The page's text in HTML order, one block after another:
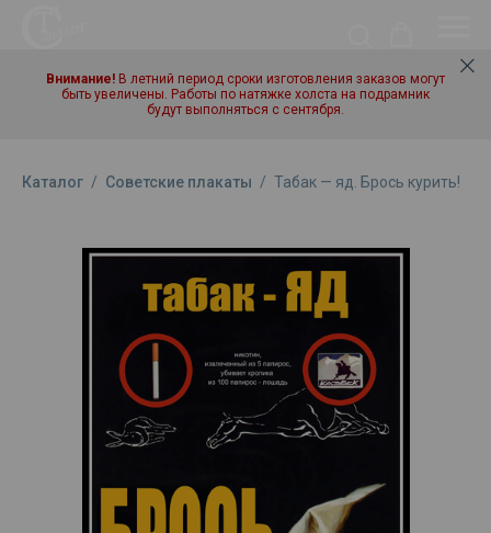
Внимание! В летний период сроки изготовления заказов могут
быть увеличены. Работы по натяжке холста на подрамник
будут выполняться с сентября.
Каталог / Советские плакаты / Табак — яд. Брось курить!